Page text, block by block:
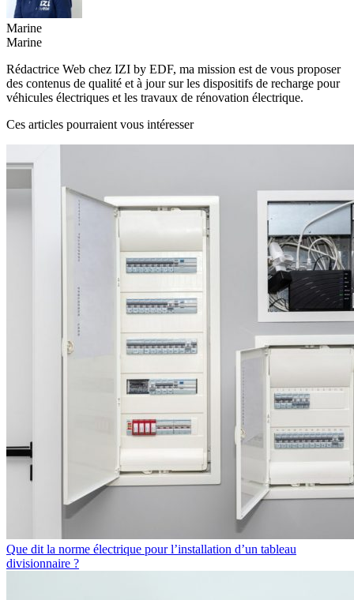
Marine
Marine
Rédactrice Web chez IZI by EDF, ma mission est de vous proposer
des contenus de qualité et à jour sur les dispositifs de recharge pour
véhicules électriques et les travaux de rénovation électrique.
Ces articles pourraient vous intéresser
Que dit la norme électrique pour l’installation d’un tableau
divisionnaire ?